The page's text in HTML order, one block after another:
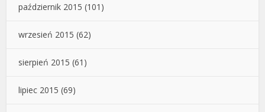
październik 2015 (101)
wrzesień 2015 (62)
sierpień 2015 (61)
lipiec 2015 (69)